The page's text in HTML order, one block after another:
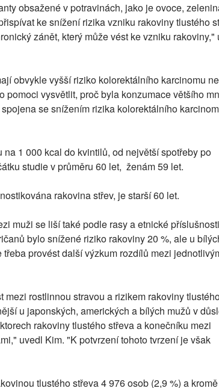
obsažené v potravinách, jako je ovoce,
ke snížení rizika vzniku rakoviny tlustého
zánět, který může vést ke vzniku rakoviny,"
obvykle vyšší riziko kolorektálního karcinomu
pomoci vysvětlit, proč byla konzumace většího
se snížením rizika kolorektálního
1 000 kcal do kvintilů, od největší spotřeby po
studie v průměru 60 let, ženám 59 let.
rakovina střev, je starší 60 let.
muži se liší také podle rasy a etnické
bylo snížené riziko rakoviny 20 %, ale u
provést další výzkum rozdílů mezi
mezi rostlinnou stravou a rizikem rakoviny
u japonských, amerických a bílých mužů v
rakoviny tlustého střeva a konečníku mezi
uvedl Kim. "K potvrzení tohoto tvrzení je však
tlustého střeva 4 976 osob (2,9 %) a